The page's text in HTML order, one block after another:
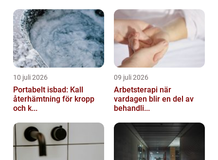
10 juli 2026
Portabelt isbad: Kall
återhämtning för kropp
och k...
09 juli 2026
Arbetsterapi när
vardagen blir en del av
behandli...